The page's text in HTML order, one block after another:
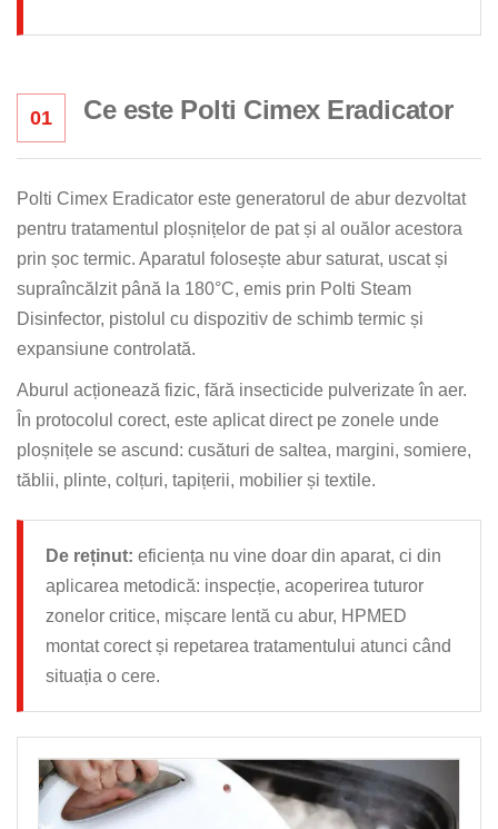
01 Ce este Polti Cimex Eradicator
Polti Cimex Eradicator este generatorul de abur dezvoltat
pentru tratamentul ploșnițelor de pat și al ouălor acestora
prin șoc termic. Aparatul folosește abur saturat, uscat și
supraîncălzit până la 180°C, emis prin Polti Steam
Disinfector, pistolul cu dispozitiv de schimb termic și
expansiune controlată.
Aburul acționează fizic, fără insecticide pulverizate în aer.
În protocolul corect, este aplicat direct pe zonele unde
ploșnițele se ascund: cusături de saltea, margini, somiere,
tăblii, plinte, colțuri, tapițerii, mobilier și textile.
De reținut: eficiența nu vine doar din aparat, ci din
aplicarea metodică: inspecție, acoperirea tuturor
zonelor critice, mișcare lentă cu abur, HPMED
montat corect și repetarea tratamentului atunci când
situația o cere.